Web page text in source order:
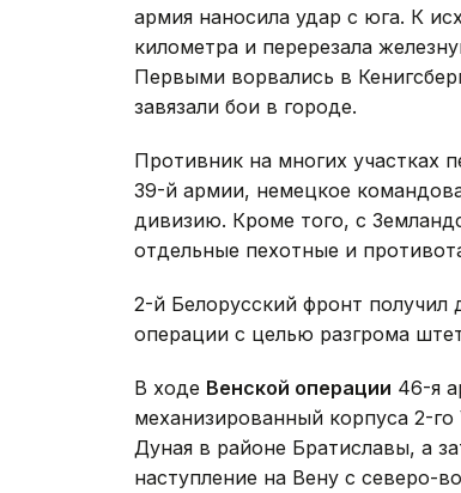
армия наносила удар с юга. К
километра и перерезала
Первыми ворвались в
завязали бои в городе.
Противник на многих участках
39-й армии, немецкое
дивизию. Кроме того, с
отдельные пехотные и
2-й Белорусский фронт получил
операции с целью разгрома
В ходе Венской операции 46-я
механизированный корпуса 2-
Дуная в районе Братиславы, а
наступление на Вену с северо-